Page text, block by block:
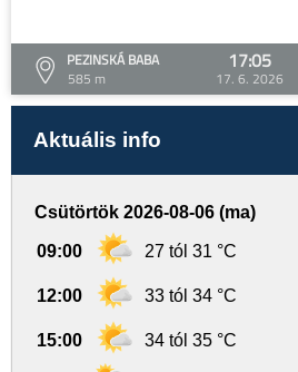
PEZINSKÁ BABA
585 m
17:05
17. 6. 2026
Aktuális info
Csütörtök 2026-08-06 (ma)
09:00 27 tól 31 °C
12:00 33 tól 34 °C
15:00 34 tól 35 °C